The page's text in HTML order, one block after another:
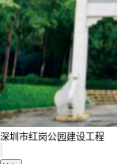
深圳市红岗公园建设工程